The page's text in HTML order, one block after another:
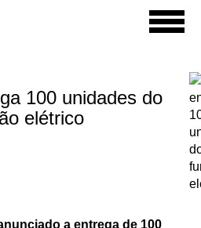
100 unidades do
elétrico
a entrega de 100